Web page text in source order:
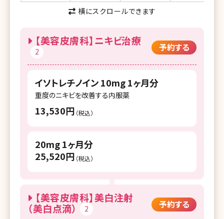
湘南美容クリニック 藤沢院
湘南美容クリニック 辻堂アカデミア
湘南美容皮フ科 平塚院
湘南美容クリニック 小田原院
湘南美容クリニック 長岡院
湘南美容クリニック 金沢院
湘南美容クリニック 福井院
横にスクロールできます
【美容皮膚科】ニキビ治療
2 予約する
イソトレチノイン 10mg 1ヶ月分
重度のニキビを改善する内服薬
13,530円 （税込）
20mg 1ヶ月分
25,520円 （税込）
【美容皮膚科】美白注射
（美白点滴）
2 予約する